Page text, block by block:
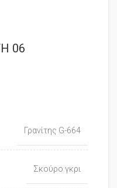
06
Γρανίτης G-664
Σκούρο γκρι